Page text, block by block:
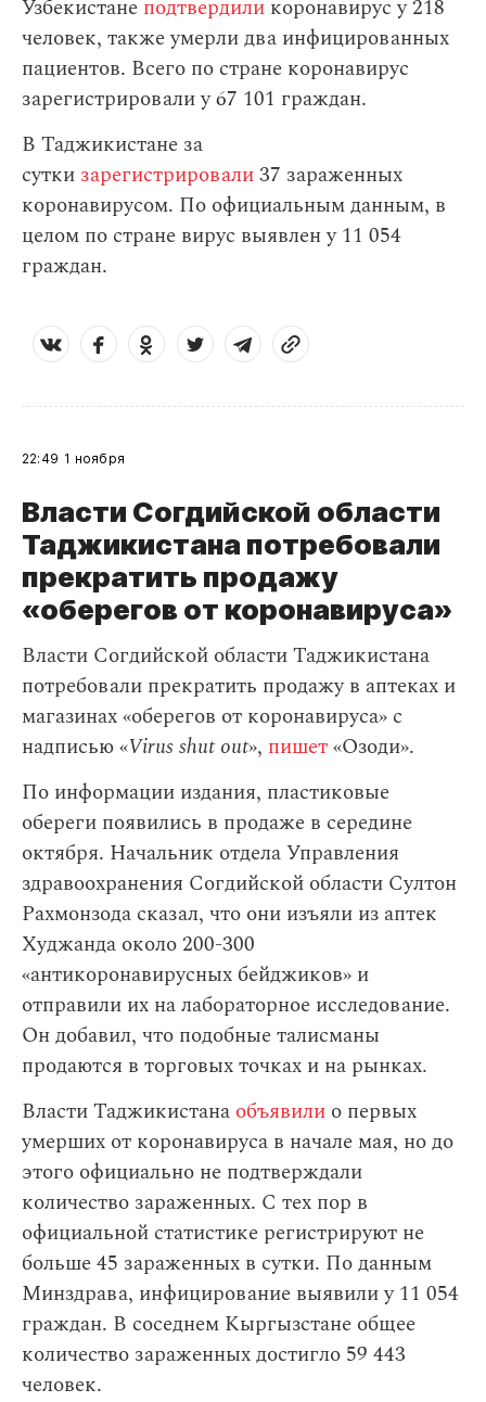
Узбекистане подтвердили коронавирус у 218
человек, также умерли два инфицированных
пациентов. Всего по стране коронавирус
зарегистрировали у 67 101 граждан.
В Таджикистане за
сутки зарегистрировали37 зараженных
коронавирусом. По официальным данным, в
целом по стране вирус выявлен у 11 054
граждан.
22:49 1 ноября
Власти Согдийской области
Таджикистана потребовали
прекратить продажу
«оберегов от коронавируса»
Власти Согдийской области Таджикистана
потребовали прекратить продажу в аптеках и
магазинах «оберегов от коронавируса» с
надписью «Virus shut out», пишет«Озоди».
По информации издания, пластиковые
обереги появились в продаже в середине
октября. Начальник отдела Управления
здравоохранения Согдийской области Султон
Рахмонзода сказал, что они изъяли из аптек
Худжанда около 200-300
«антикоронавирусных бейджиков» и
отправили их на лабораторное исследование.
Он добавил, что подобные талисманы
продаются в торговых точках и на рынках.
Власти Таджикистана объявили о первых
умерших от коронавируса в начале мая, но до
этого официально не подтверждали
количество зараженных. С тех пор в
официальной статистике регистрируют не
больше 45 зараженных в сутки. По данным
Минздрава, инфицирование выявили у 11 054
граждан. В соседнем Кыргызстане общее
количество зараженных достигло 59 443
человек.